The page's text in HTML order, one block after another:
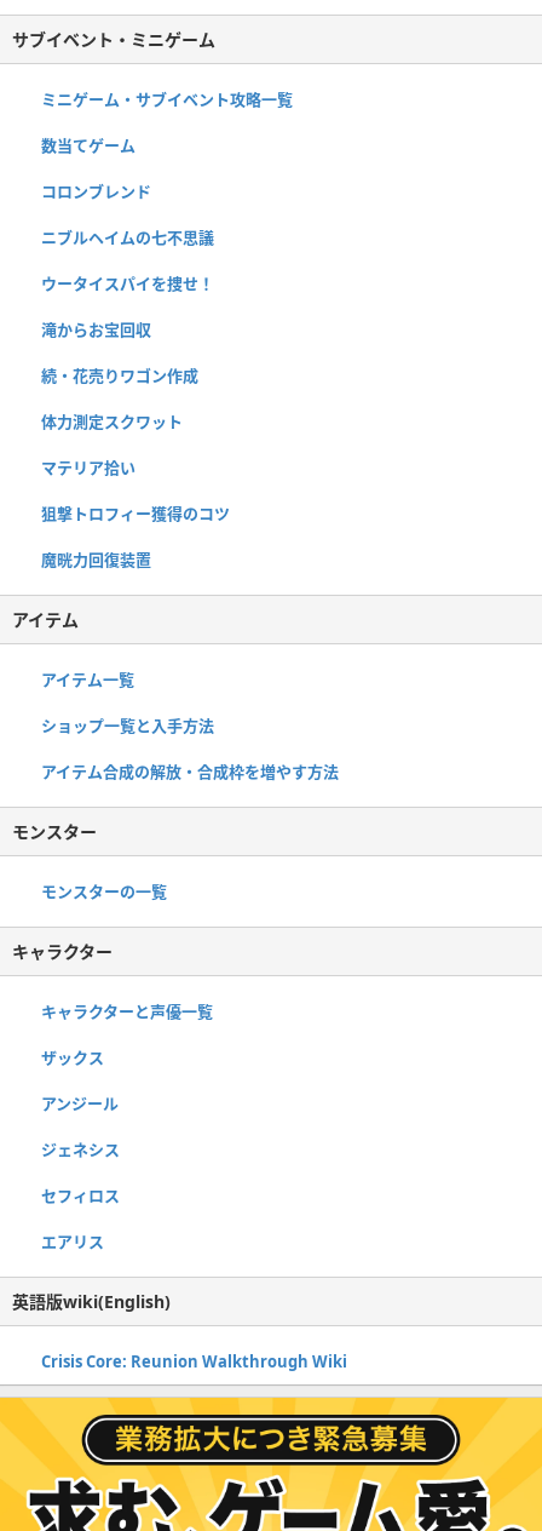
サブイベント・ミニゲーム
ミニゲーム・サブイベント攻略一覧
数当てゲーム
コロンブレンド
ニブルヘイムの七不思議
ウータイスパイを捜せ！
滝からお宝回収
続・花売りワゴン作成
体力測定スクワット
マテリア拾い
狙撃トロフィー獲得のコツ
魔晄力回復装置
アイテム
アイテム一覧
ショップ一覧と入手方法
アイテム合成の解放・合成枠を増やす方法
モンスター
モンスターの一覧
キャラクター
キャラクターと声優一覧
ザックス
アンジール
ジェネシス
セフィロス
エアリス
英語版wiki(English)
Crisis Core: Reunion Walkthrough Wiki